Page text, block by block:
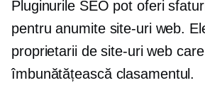
Pluginurile SEO pot oferi
pentru anumite site-uri web.
proprietarii de site-uri web
îmbunătățească clasamentul.